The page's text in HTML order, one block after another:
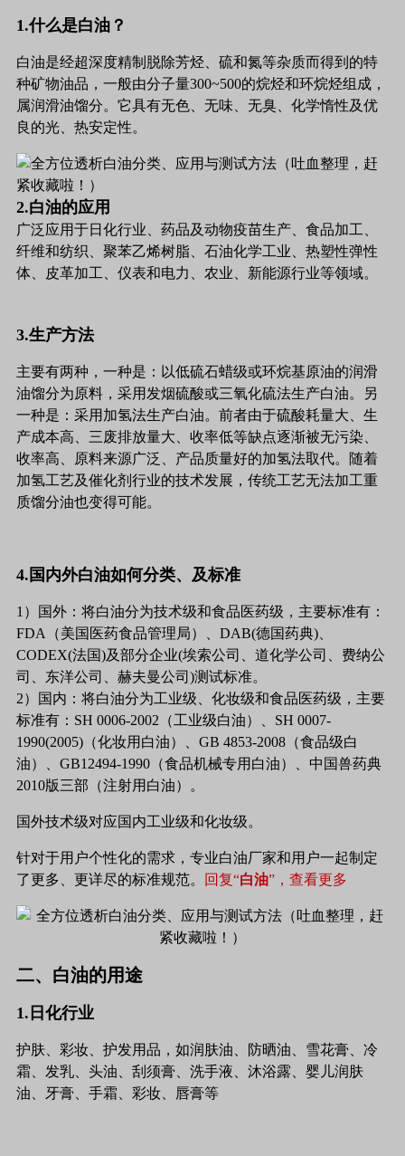
1.什么是白油？
白油是经超深度精制脱除芳烃、硫和氮等杂质而得到的特
种矿物油品，一般由分子量300~500的烷烃和环烷烃组成，
属润滑油馏分。它具有无色、无味、无臭、化学惰性及优
良的光、热安定性。
2.白油的应用
广泛应用于日化行业、药品及动物疫苗生产、食品加工、
纤维和纺织、聚苯乙烯树脂、石油化学工业、热塑性弹性
体、皮革加工、仪表和电力、农业、新能源行业等领域。
3.生产方法
主要有两种，一种是：以低硫石蜡级或环烷基原油的润滑
油馏分为原料，采用发烟硫酸或三氧化硫法生产白油。另
一种是：采用加氢法生产白油。前者由于硫酸耗量大、生
产成本高、三废排放量大、收率低等缺点逐渐被无污染、
收率高、原料来源广泛、产品质量好的加氢法取代。随着
加氢工艺及催化剂行业的技术发展，传统工艺无法加工重
质馏分油也变得可能。
4.国内外白油如何分类、及标准
1）国外：将白油分为技术级和食品医药级，主要标准有：
FDA（美国医药食品管理局）、DAB(德国药典)、
CODEX(法国)及部分企业(埃索公司、道化学公司、费纳公
司、东洋公司、赫夫曼公司)测试标准。
2）国内：将白油分为工业级、化妆级和食品医药级，主要
标准有：SH 0006-2002（工业级白油）、SH 0007-
1990(2005)（化妆用白油）、GB 4853-2008（食品级白
油）、GB12494-1990（食品机械专用白油）、中国兽药典
2010版三部（注射用白油）。
国外技术级对应国内工业级和化妆级。
针对于用户个性化的需求，专业白油厂家和用户一起制定
了更多、更详尽的标准规范。
回复“白油”，查看更多
二、白油的用途
1.日化行业
护肤、彩妆、护发用品，如润肤油、防晒油、雪花膏、冷
霜、发乳、头油、刮须膏、洗手液、沐浴露、婴儿润肤
油、牙膏、手霜、彩妆、唇膏等